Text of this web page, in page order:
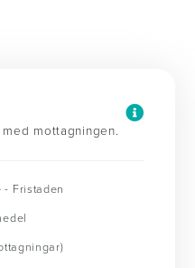
mottagningen.
- Fristaden